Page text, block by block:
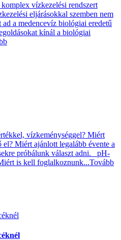
vízkezelési rendszert
eljárásokkal szemben nem
a medencevíz biológiai eredetű
kínál a biológiai
vízkeménységgel? Miért
Miért ajánlott legalább évente a
próbálunk választ adni. pH-
is kell foglalkoznunk...Tovább